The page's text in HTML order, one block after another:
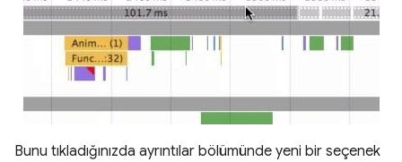
Bunu tıkladığınızda ayrıntılar bölümünde yeni bir seçenek